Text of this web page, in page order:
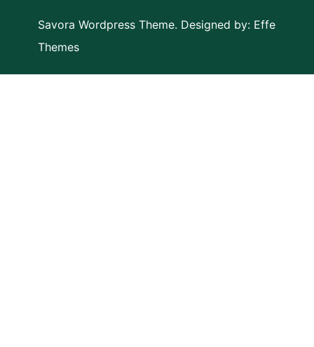
Savora Wordpress Theme. Designed by: Effe
Themes